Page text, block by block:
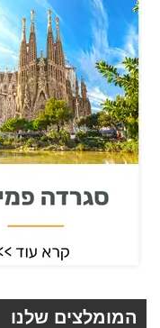
המומלצים שלנו